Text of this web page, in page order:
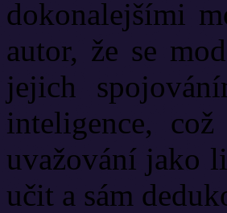
dokonalejšími
autor, že se
jejich
inteligence,
uvažování jako
učit a sám